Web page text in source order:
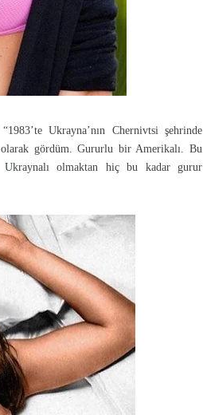
Ukrayna’nın Chernivtsi şehrinde
gördüm. Gururlu bir Amerikalı. Bu
olmaktan hiç bu kadar gurur